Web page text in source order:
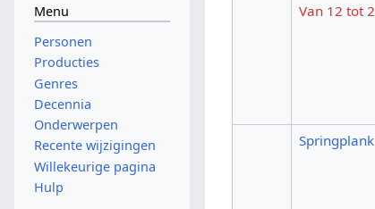
Van 12 tot 2
Springplank
Menu
Personen
Producties
Genres
Decennia
Onderwerpen
Recente wijzigingen
Willekeurige pagina
Hulp